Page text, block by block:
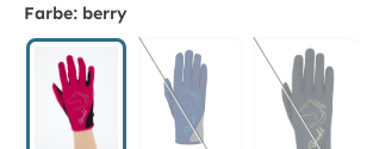
Farbe: berry